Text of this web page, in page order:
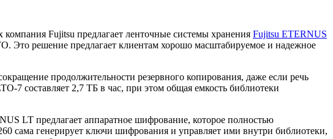
Fujitsu предлагает ленточные системы хранения Fujitsu ETERNUS
Это решение предлагает клиентам хорошо масштабируемое и надежное
продолжительности резервного копирования, даже если речь
7 составляет 2,7 ТБ в час, при этом общая емкость библиотеки
LT предлагает аппаратное шифрование, которое полностью
сама генерирует ключи шифрования и управляет ими внутри библиотеки,